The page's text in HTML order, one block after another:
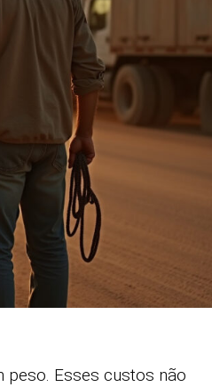
peso. Esses custos não